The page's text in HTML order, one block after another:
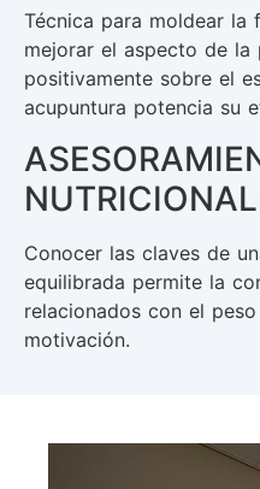
Técnica para moldear la
mejorar el aspecto de la
positivamente sobre el
acupuntura potencia su
Conocer las claves de
equilibrada permite la
relacionados con el
motivación.